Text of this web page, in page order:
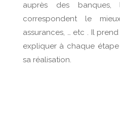
auprès des
correspondent le
assurances, … etc . Il
expliquer à chaque
sa réalisation.